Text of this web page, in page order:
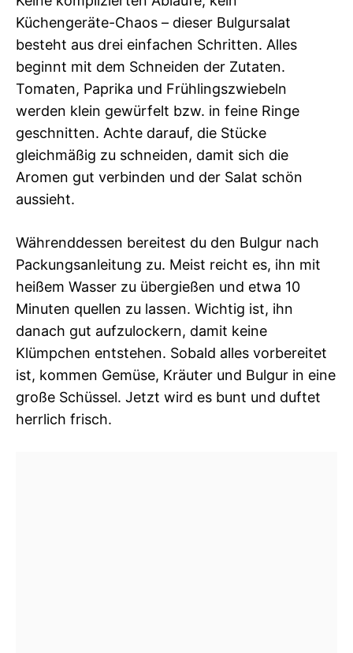
Küchengeräte-Chaos – dieser Bulgursalat
besteht aus drei einfachen Schritten. Alles
beginnt mit dem Schneiden der Zutaten.
Tomaten, Paprika und Frühlingszwiebeln
werden klein gewürfelt bzw. in feine Ringe
geschnitten. Achte darauf, die Stücke
gleichmäßig zu schneiden, damit sich die
Aromen gut verbinden und der Salat schön
aussieht.
Währenddessen bereitest du den Bulgur nach
Packungsanleitung zu. Meist reicht es, ihn mit
heißem Wasser zu übergießen und etwa 10
Minuten quellen zu lassen. Wichtig ist, ihn
danach gut aufzulockern, damit keine
Klümpchen entstehen. Sobald alles vorbereitet
ist, kommen Gemüse, Kräuter und Bulgur in eine
große Schüssel. Jetzt wird es bunt und duftet
herrlich frisch.